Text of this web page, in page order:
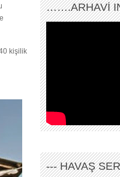
kişilik
…….ARHAVI
--- HAVAŞ